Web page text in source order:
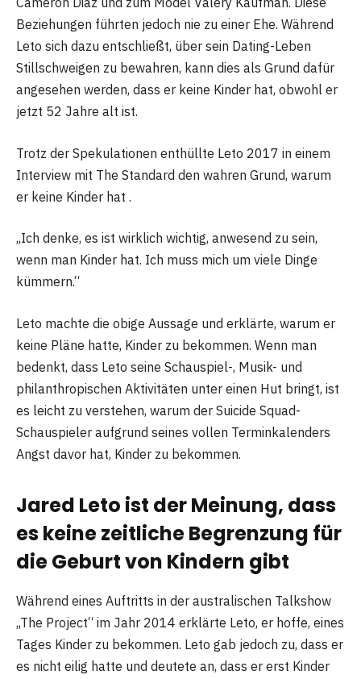
Beziehungen führten jedoch nie zu einer Ehe. Während
Leto sich dazu entschließt, über sein Dating-Leben
Stillschweigen zu bewahren, kann dies als Grund dafür
angesehen werden, dass er keine Kinder hat, obwohl er
jetzt 52 Jahre alt ist.
Trotz der Spekulationen enthüllte Leto 2017 in einem
Interview mit The Standard den wahren Grund, warum
er keine Kinder hat .
„Ich denke, es ist wirklich wichtig, anwesend zu sein,
wenn man Kinder hat. Ich muss mich um viele Dinge
kümmern.“
Leto machte die obige Aussage und erklärte, warum er
keine Pläne hatte, Kinder zu bekommen. Wenn man
bedenkt, dass Leto seine Schauspiel-, Musik- und
philanthropischen Aktivitäten unter einen Hut bringt, ist
es leicht zu verstehen, warum der Suicide Squad-
Schauspieler aufgrund seines vollen Terminkalenders
Angst davor hat, Kinder zu bekommen.
Jared Leto ist der Meinung, dass
es keine zeitliche Begrenzung für
die Geburt von Kindern gibt
Während eines Auftritts in der australischen Talkshow
„The Project“ im Jahr 2014 erklärte Leto, er hoffe, eines
Tages Kinder zu bekommen. Leto gab jedoch zu, dass er
es nicht eilig hatte und deutete an, dass er erst Kinder